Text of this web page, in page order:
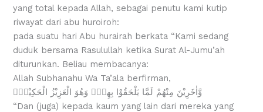
yang total kepada Allah, sebagai penutu kami kutip
riwayat dari abu huroiroh:
pada suatu hari Abu hurairah berkata “Kami sedang
duduk bersama Rasulullah ketika Surat Al-Jumu’ah
diturunkan. Beliau membacanya:
Allah Subhanahu Wa Ta’ala berfirman,
وَّاٰخَرِيْنَ مِنْهُمْ لَمَّا يَلْحَقُوْا بِهِمْۗ وَهُوَ الْعَزِيْزُ الْحَكِيْمُۙ
“Dan (juga) kepada kaum yang lain dari mereka yang